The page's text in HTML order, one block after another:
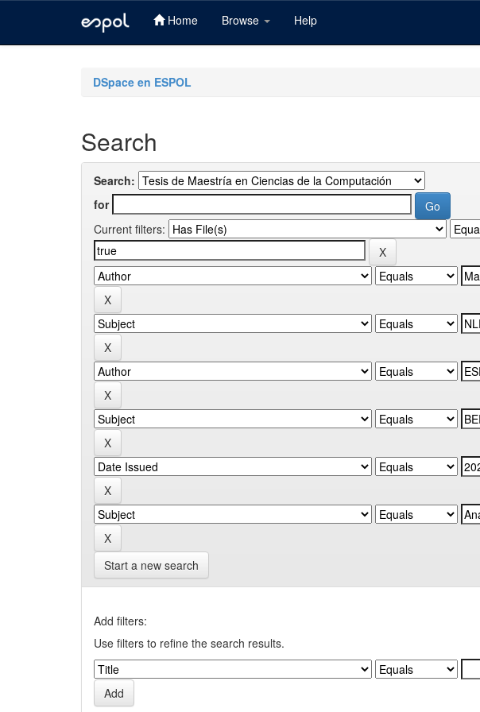
Home Browse Help
DSpace en ESPOL
Search
Search:
for
Current filters:
Start a new search
Add filters:
Use filters to refine the search results.